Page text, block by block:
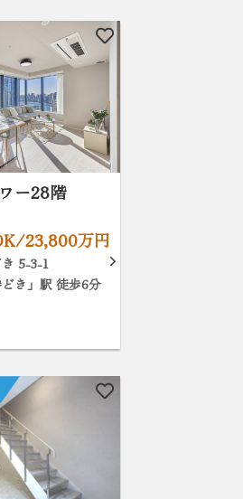
ー28階
23,800万円
5-3-1
き」駅 徒歩6分